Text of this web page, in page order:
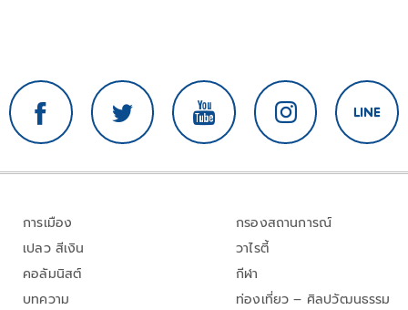
การเมือง
เปลว สีเงิน
คอลัมนิสต์
บทความ
กรองสถานการณ์
วาไรตี้
กีฬา
ท่องเที่ยว – ศิลปวัฒนธรรม